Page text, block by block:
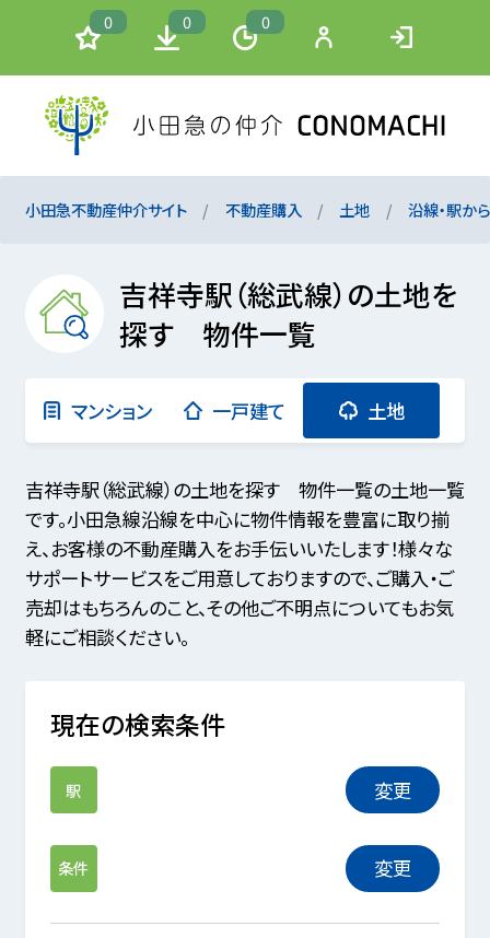
0 0 0
小田急不動産仲介サイト 不動産購入 土地 沿線・駅か
吉祥寺駅（総武線）の土地を
探す 物件一覧
マンション 一戸建て 土地
吉祥寺駅（総武線）の土地を探す 物件一覧の土地一覧
です。小田急線沿線を中心に物件情報を豊富に取り揃
え、お客様の不動産購入をお手伝いいたします！様々な
サポートサービスをご用意しておりますので、ご購入・ご
売却はもちろんのこと、その他ご不明点についてもお気
軽にご相談ください。
現在の検索条件
駅 変更
条件 変更